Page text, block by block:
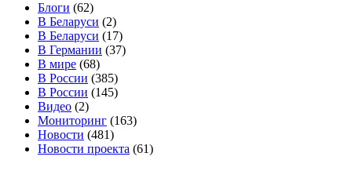
Блоги (62)
В Беларуси (2)
В Беларуси (17)
В Германии (37)
В мире (68)
В России (385)
В России (145)
Видео (2)
Мониторинг (163)
Новости (481)
Новости проекта (61)